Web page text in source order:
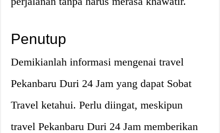
Penutup
Demikianlah informasi mengenai travel
Pekanbaru Duri 24 Jam yang dapat Sobat
Travel ketahui. Perlu diingat, meskipun
travel Pekanbaru Duri 24 Jam memberikan